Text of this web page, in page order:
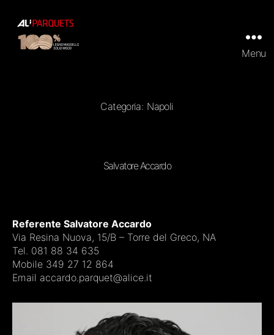
Menu
Categoria: Napoli
Salvatore Accardo
Referente Salvatore Accardo
Via Resina Nuova, 15/B – Torre del Greco, NA
Tel. 081 88 34 635
Mobile 349 27 12 864
Email accardo.parquet@alice.it